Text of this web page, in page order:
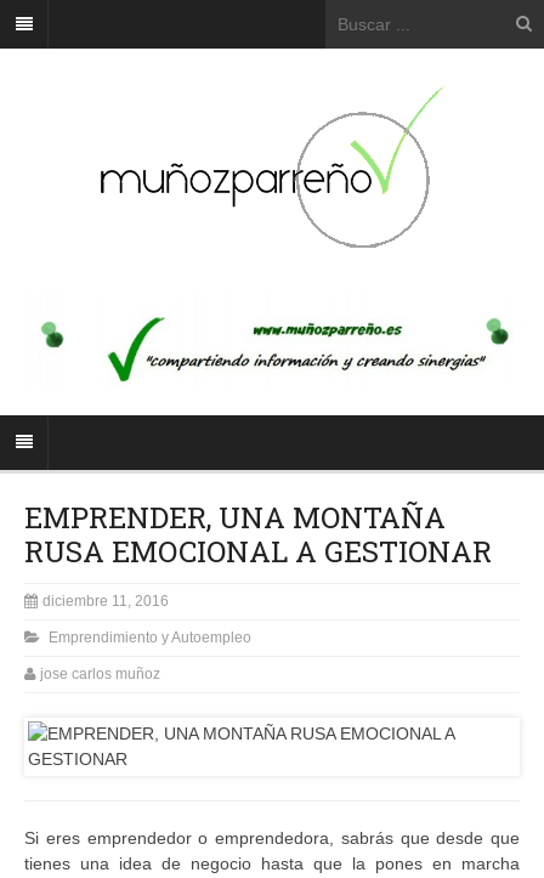
EMPRENDER, UNA MONTAÑA
RUSA EMOCIONAL A GESTIONAR
diciembre 11, 2016
Emprendimiento y Autoempleo
jose carlos muñoz
Si eres emprendedor o emprendedora, sabrás que desde que
tienes una idea de negocio hasta que la pones en marcha